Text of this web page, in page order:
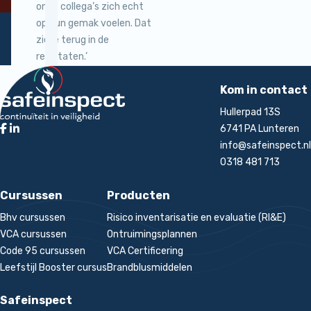
onze collega’s zich echt
op hun gemak voelen. Dat
zie je terug in de
resultaten.’
Terug naar de startpagina
Kom in contact
Hullerpad 13S
6741 PA Lunteren
info@safeinspect.nl
0318 481 713
Cursussen
Bhv cursussen
VCA cursussen
Code 95 cursussen
Leefstijl Booster cursus
Producten
Risico inventarisatie en evaluatie (RI&E)
Ontruimingsplannen
VCA Certificering
Brandblusmiddelen
Safeinspect